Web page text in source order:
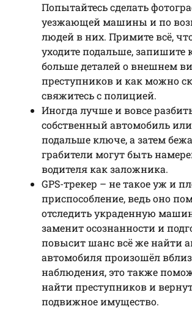
Попытайтесь сделать
уезжающей машины и по
людей в них. Примите всё,
уходите подальше, запишите
больше деталей о внешнем
преступников и как можно
свяжитесь с полицией.
Иногда лучше и вовсе
собственный автомобиль
подальше ключе, а затем
грабители могут быть
водителя как заложника.
GPS-трекер – не такое уж и
приспособление, ведь оно
отследить украденную
заменит осознанности и
повысит шанс всё же найти
автомобиля произошёл
наблюдения, это также
найти преступников и
подвижное имущество.